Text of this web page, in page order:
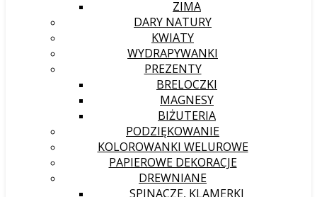
ZIMA
DARY NATURY
KWIATY
WYDRAPYWANKI
PREZENTY
BRELOCZKI
MAGNESY
BIŻUTERIA
PODZIĘKOWANIE
KOLOROWANKI WELUROWE
PAPIEROWE DEKORACJE
DREWNIANE
SPINACZE, KLAMERKI